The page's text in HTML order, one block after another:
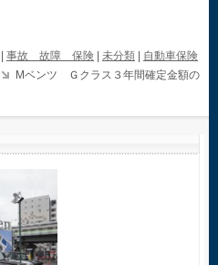
事故 故障 保険 未分類
自動車保険
Mベンツ Ｇクラス３年間確定金額の